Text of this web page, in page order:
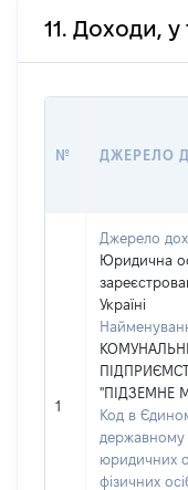
11. Доходи,
№ ДЖЕРЕЛО
1
Джерело
Юридична
Україні
"ПІДЗЕМНЕ
Код в
державному
юридичних
фізичних